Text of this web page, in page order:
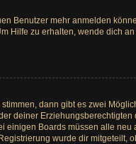
Benutzer mehr anmelden
Hilfe zu erhalten, wende dich
dann gibt es zwei
deiner Erziehungsberechtigten
einigen Boards müssen alle neu
wurde dir mitgeteilt,